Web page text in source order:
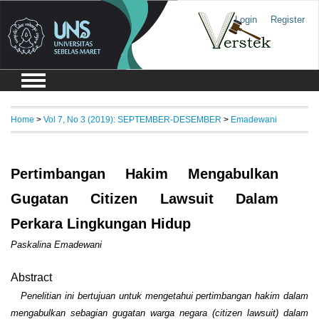
Login Register
Home > Vol 7, No 3 (2019): SEPTEMBER-DESEMBER > Emadewani
Pertimbangan Hakim Mengabulkan
Gugatan Citizen Lawsuit Dalam
Perkara Lingkungan Hidup
Paskalina Emadewani
Abstract
Penelitian ini bertujuan untuk mengetahui pertimbangan hakim dalam
mengabulkan sebagian gugatan warga negara (citizen lawsuit) dalam